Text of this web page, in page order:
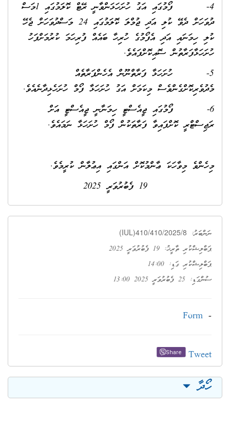
4- ފޯމުގައި އަގު ހުށަހަޅަންވާނީ ރޭޓް ކޮލަމުގައި 1މަސް
ދުވަހަށް ދެވޭ ކުލި އަދި ޖުމްލަ ކޮލަމުގައި 24 މަސްދުވަހަށް ޖެހޭ
ކުލި ހިމަނައި އަދި އެފޯމުގެ ހުރިހާ ބައެއް ފުރިހަމަ ކުރުމަށްފަހު
ހުށަހަޅާފަރާތުން ސޮއިކޮށްފައެވެ.
5- ހުށަހަޅާ ފަރާތްނޫން އެހެންފަރާތެއް
މެދުވެރިކޮށްގެންވެސް މިކަމަށް އަގު ހުށަހަޅާ ފޯމް ހުށަހެޅިދާނެއެވެ.
6- ފޯމުގައި ޖީއެސްޓީ ހިމަނާނީ ޖީއެސްޓީ އަށް
ރަޖިސްޓްރީ ކޮށްފައިވާ ފަރާތަކުން ފޯމް ހުށަހަޅާ ނަމައެވެ.
މިހެންވެ މިވާހަކަ ޢާންމުކޮށް އަންގައި އިޢުލާން ކުރީމެވެ.
19 ފެބުރުވަރީ 2025
ނަންބަރު: (IUL)410/410/2025/8
ޕަބްލިޝްކުރި ތާރީޚު: 19 ފެބުރުވަރީ 2025
ޕަބްލިޝްކުރި ގަޑި: 14:00
ސުންގަޑި: 25 ފެބުރުވަރީ 2025 13:00
-
Form
Tweet
Share
ހޯދާ